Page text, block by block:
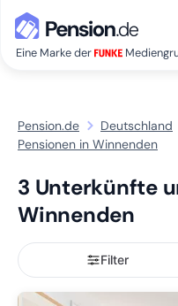
Eine Marke der
Pension.de Deutschland
Pensionen in Winnenden
3 Unterkünfte
Winnenden
Filter